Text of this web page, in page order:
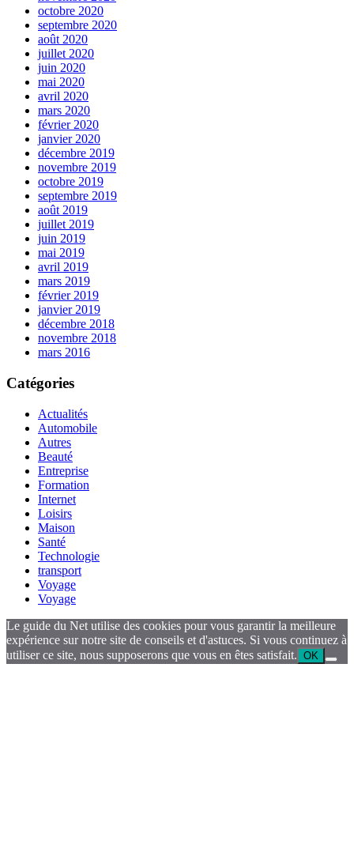
octobre 2020
septembre 2020
août 2020
juillet 2020
juin 2020
mai 2020
avril 2020
mars 2020
février 2020
janvier 2020
décembre 2019
novembre 2019
octobre 2019
septembre 2019
août 2019
juillet 2019
juin 2019
mai 2019
avril 2019
mars 2019
février 2019
janvier 2019
décembre 2018
novembre 2018
mars 2016
Catégories
Actualités
Automobile
Autres
Beauté
Entreprise
Formation
Internet
Loisirs
Maison
Santé
Technologie
transport
Voyage
Voyage
Le guide du Net utilise des cookies pour vous garantir la meilleure
expérience sur notre site de conseils et d'astuces. Si vous continuez à
utiliser ce site, nous supposerons que vous en êtes satisfait. OK